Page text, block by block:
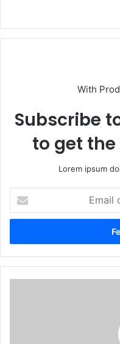
With
Subscribe
to get
Lorem ipsum
cím
megadása